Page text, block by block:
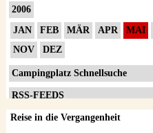
2006
JAN
FEB MÄR APR MAI
NOV
DEZ
Campingplatz Schnellsuche
RSS-FEEDS
Impressum
Reise in die Vergangenheit